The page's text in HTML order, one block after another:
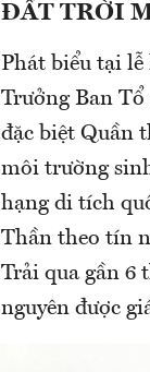
ĐẤT TRỜI
Phát biểu tại
Trưởng Ban
đặc biệt Quần
môi trường
hạng di tích
Thần theo tín
Trải qua gần 6
nguyên được